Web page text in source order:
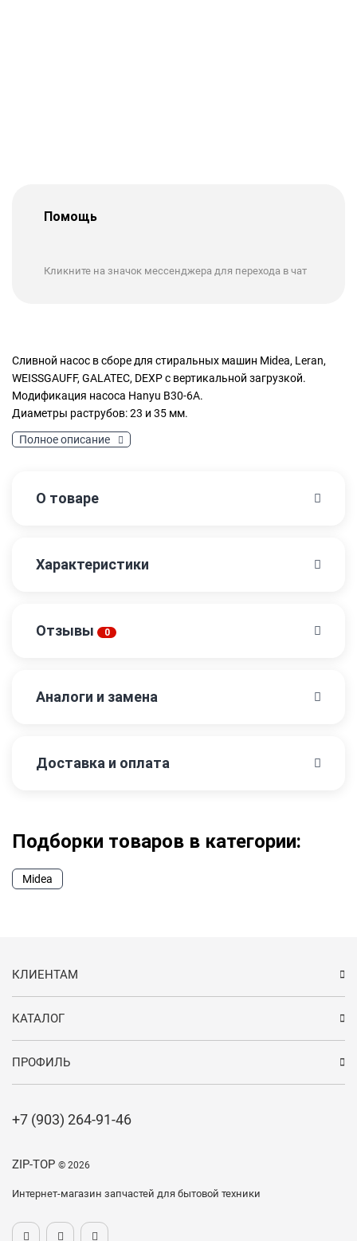
Помощь
Кликните на значок мессенджера для перехода в чат
Сливной насос в сборе для стиральных машин Midea, Leran,
WEISSGAUFF, GALATEC, DEXP с вертикальной загрузкой.
Модификация насоса Hanyu B30-6A.
Диаметры раструбов: 23 и 35 мм.
Полное описание
О товаре
Характеристики
Отзывы 0
Аналоги и замена
Доставка и оплата
Подборки товаров в категории:
Midea
ZIP-TOP © 2026
Интернет-магазин запчастей для бытовой техники
КЛИЕНТАМ
КАТАЛОГ
ПРОФИЛЬ
+7 (903) 264-91-46